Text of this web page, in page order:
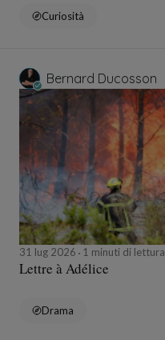
Curiosità
Bernard Ducosson
31 lug 2026 1 minuti di lettura
Lettre à Adélice
Drama